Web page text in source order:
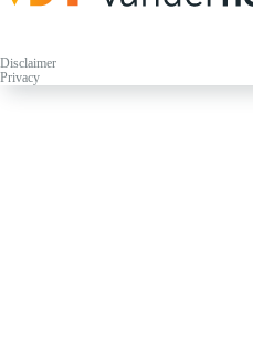
Disclaimer
Privacy